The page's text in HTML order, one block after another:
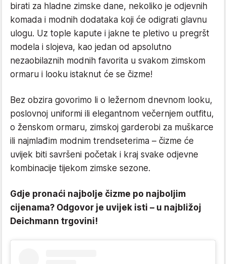
birati za hladne zimske dane, nekoliko je odjevnih
komada i modnih dodataka koji će odigrati glavnu
ulogu. Uz tople kapute i jakne te pletivo u pregršt
modela i slojeva, kao jedan od apsolutno
nezaobilaznih modnih favorita u svakom zimskom
ormaru i looku istaknut će se čizme!
Bez obzira govorimo li o ležernom dnevnom looku,
poslovnoj uniformi ili elegantnom večernjem outfitu,
o ženskom ormaru, zimskoj garderobi za muškarce
ili najmlađim modnim trendseterima – čizme će
uvijek biti savršeni početak i kraj svake odjevne
kombinacije tijekom zimske sezone.
Gdje pronaći najbolje čizme po najboljim
cijenama? Odgovor je uvijek isti – u najbližoj
Deichmann trgovini!